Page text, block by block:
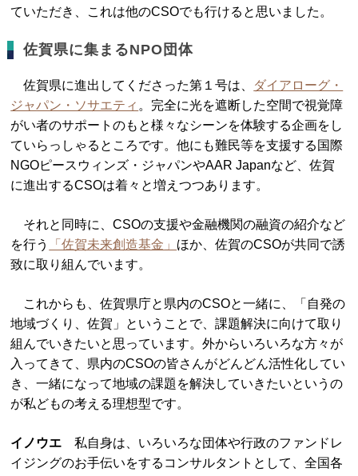
ていただき、これは他のCSOでも行けると思いました。
佐賀県に集まるNPO団体
佐賀県に進出してくださった第１号は、
ダイアローグ・
ジャパン・ソサエティ 。完全に光を遮断した空間で視覚障
がい者のサポートのもと様々なシーンを体験する企画をし
ていらっしゃるところです。他にも難民等を支援する国際
NGOピースウィンズ・ジャパンやAAR Japanなど、佐賀
に進出するCSOは着々と増えつつあります。
それと同時に、CSOの支援や金融機関の融資の紹介など
を行う
「佐賀未来創造基金」 ほか、佐賀のCSOが共同で誘
致に取り組んでいます。
これからも、佐賀県庁と県内のCSOと一緒に、「自発の
地域づくり、佐賀」ということで、課題解決に向けて取り
組んでいきたいと思っています。外からいろいろな方々が
入ってきて、県内のCSOの皆さんがどんどん活性化してい
き、一緒になって地域の課題を解決していきたいというの
が私どもの考える理想型です。
イノウエ 私自身は、いろいろな団体や行政のファンドレ
イジングのお手伝いをするコンサルタントとして、全国各